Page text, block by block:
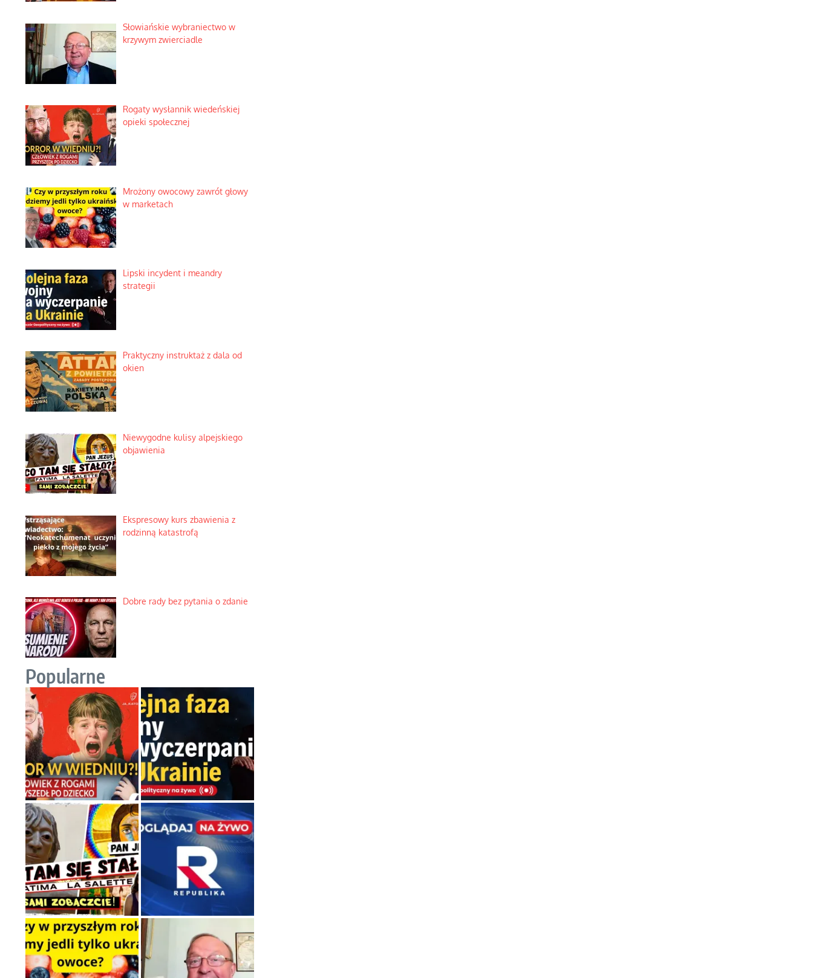
Słowiańskie wybraniectwo w
krzywym zwierciadle
Rogaty wysłannik wiedeńskiej
opieki społecznej
Mrożony owocowy zawrót głowy
w marketach
Lipski incydent i meandry
strategii
Praktyczny instruktaż z dala od
okien
Niewygodne kulisy alpejskiego
objawienia
Ekspresowy kurs zbawienia z
rodzinną katastrofą
Dobre rady bez pytania o zdanie
Popularne